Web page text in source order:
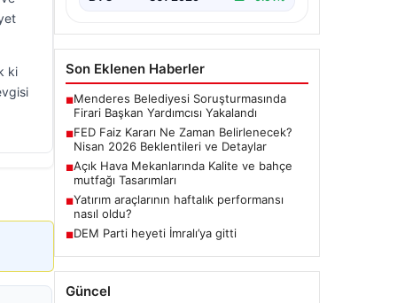
ki
Son Eklenen Haberler
■Menderes Belediyesi Soruşturmasında
Firari Başkan Yardımcısı Yakalandı
■FED Faiz Kararı Ne Zaman Belirlenecek?
Nisan 2026 Beklentileri ve Detaylar
■Açık Hava Mekanlarında Kalite ve bahçe
mutfağı Tasarımları
■Yatırım araçlarının haftalık performansı
nasıl oldu?
■DEM Parti heyeti İmralı’ya gitti
Güncel